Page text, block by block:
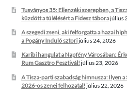
Tusványos 35: Ellenzéki szerepben, a
küzdött a túlélésért a Fidesz táborajúlius
A szegedi zseni, aki felforgatta a hazai
a Pogány Induló sztorijúlius 24, 2026
Karibi hangulat a Napfény Városában:
Rum Gasztro Fesztivál! július 23, 2026
A Tisza-parti szabadság himnusza: Ilyen a
2026-os zenei felhozatal! július 22, 2026